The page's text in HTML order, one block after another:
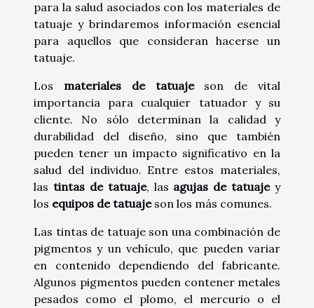
para la salud asociados con los materiales de
tatuaje y brindaremos información esencial
para aquellos que consideran hacerse un
tatuaje.
Los materiales de tatuajeson de vital
importancia para cualquier tatuador y su
cliente. No sólo determinan la calidad y
durabilidad del diseño, sino que también
pueden tener un impacto significativo en la
salud del individuo. Entre estos materiales,
las tintas de tatuaje, las agujas de tatuajey
los equipos de tatuajeson los más comunes.
Las tintas de tatuaje son una combinación de
pigmentos y un vehículo, que pueden variar
en contenido dependiendo del fabricante.
Algunos pigmentos pueden contener metales
pesados como el plomo, el mercurio o el